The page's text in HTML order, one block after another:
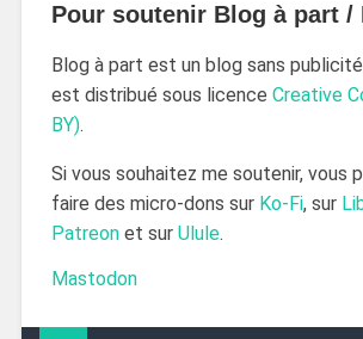
Pour soutenir Blog à part /
Blog à part est un blog sans
est distribué sous licence Creative
BY).
Si vous souhaitez me soutenir, vous
faire des micro-dons sur Ko-Fi, sur
Patreonet sur Ulule.
Mastodon